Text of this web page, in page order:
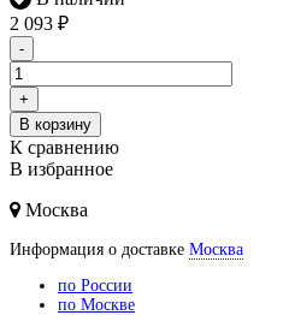
2 093 ₽
-
+
В корзину
К сравнению
В избранное
Москва
Информация о доставке Москва
по России
по Москве